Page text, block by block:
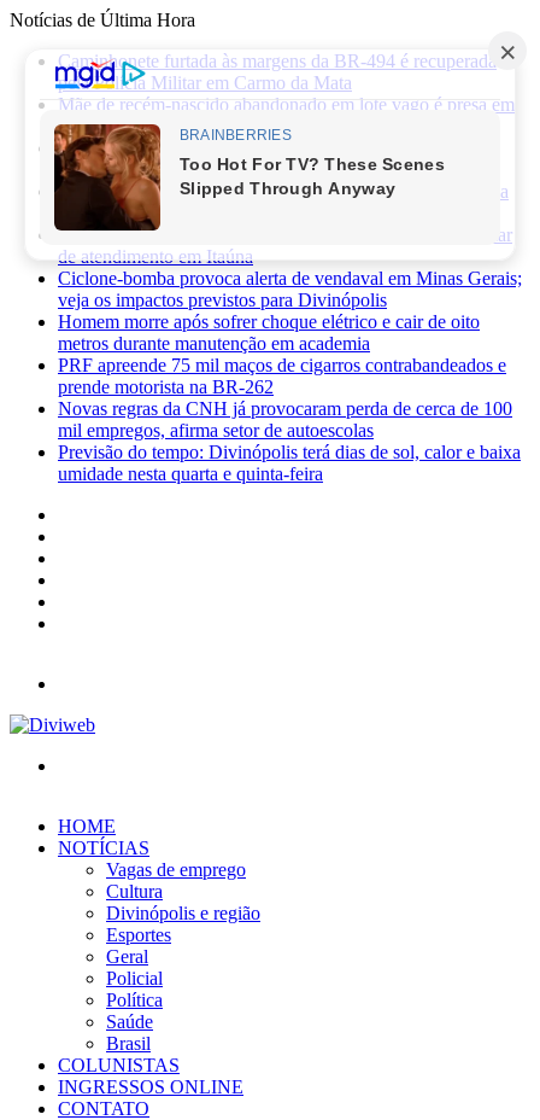
Notícias de Última Hora
Caminhonete furtada às margens da BR-494 é recuperada
pela Polícia Militar em Carmo da Mata
Mãe de recém-nascido abandonado em lote vago é presa em
Sabará
Três pessoas ficam feridas após ataque a facadas no bairro
Planalto, em Divinópolis
Previsão do tempo: fim de semana será de sol, calor e baixa
umidade em Divinópolis
Homem quebra vidro da recepção de hospital após reclamar
de atendimento em Itaúna
Ciclone-bomba provoca alerta de vendaval em Minas Gerais;
veja os impactos previstos para Divinópolis
Homem morre após sofrer choque elétrico e cair de oito
metros durante manutenção em academia
PRF apreende 75 mil maços de cigarros contrabandeados e
prende motorista na BR-262
Novas regras da CNH já provocaram perda de cerca de 100
mil empregos, afirma setor de autoescolas
Previsão do tempo: Divinópolis terá dias de sol, calor e baixa
umidade nesta quarta e quinta-feira
HOME
NOTÍCIAS
Vagas de emprego
Cultura
Divinópolis e região
Esportes
Geral
Policial
Política
Saúde
Brasil
COLUNISTAS
INGRESSOS ONLINE
CONTATO